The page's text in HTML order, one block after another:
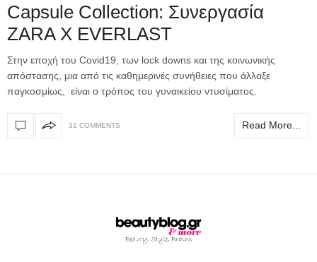
Capsule Collection: Συνεργασία
ZARA X EVERLAST
Στην εποχή του Covid19, των lock downs και της κοινωνικής
απόστασης, μια από τις καθημερινές συνήθειες που άλλαξε
παγκοσμίως, είναι ο τρόπος του γυναικείου ντυσίματος.
31 COMMENTS Read More...